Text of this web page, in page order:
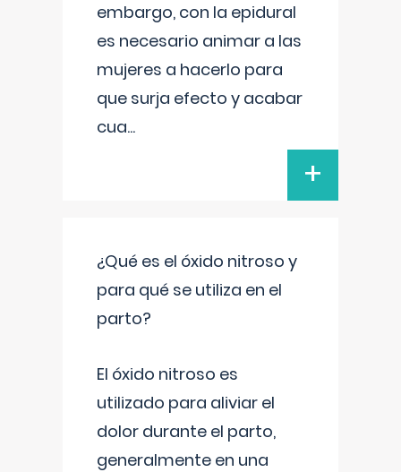
embargo, con la epidural
es necesario animar a las
mujeres a hacerlo para
que surja efecto y acabar
cua...
+
¿Qué es el óxido nitroso y
para qué se utiliza en el
parto?
El óxido nitroso es
utilizado para aliviar el
dolor durante el parto,
generalmente en una